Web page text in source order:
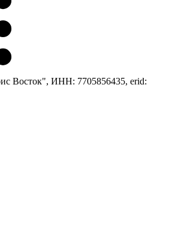
Восток", ИНН: 7705856435, erid: